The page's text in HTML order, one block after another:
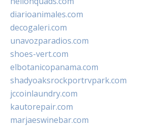
diarioanimales.com
decogaleri.com
unavozparadios.com
shoes-vert.com
elbotanicopanama.com
shadyoaksrockportrvpark.com
jccoinlaundry.com
kautorepair.com
marjaeswinebar.com